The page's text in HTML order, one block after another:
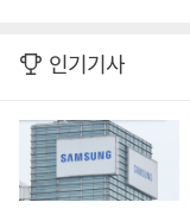
인기기사